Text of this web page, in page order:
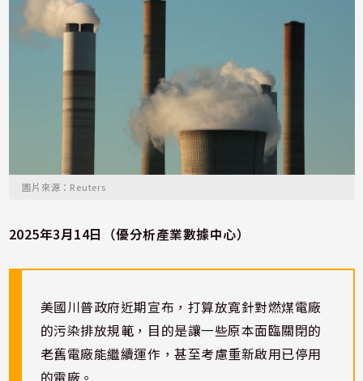
圖片來源：Reuters
2025年3月14日（優分析產業數據中心）
美國川普政府近期宣布，打算放寬針對燃煤電廠
的污染排放規範，目的是讓一些原本面臨關閉的
老舊電廠能繼續運作，甚至考慮重新啟用已停用